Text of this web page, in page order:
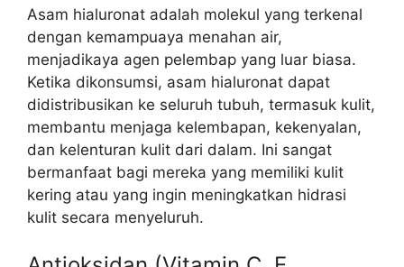
Asam hialuronat adalah molekul yang terkenal
dengan kemampuaya menahan air,
menjadikaya agen pelembap yang luar biasa.
Ketika dikonsumsi, asam hialuronat dapat
didistribusikan ke seluruh tubuh, termasuk kulit,
membantu menjaga kelembapan, kekenyalan,
dan kelenturan kulit dari dalam. Ini sangat
bermanfaat bagi mereka yang memiliki kulit
kering atau yang ingin meningkatkan hidrasi
kulit secara menyeluruh.